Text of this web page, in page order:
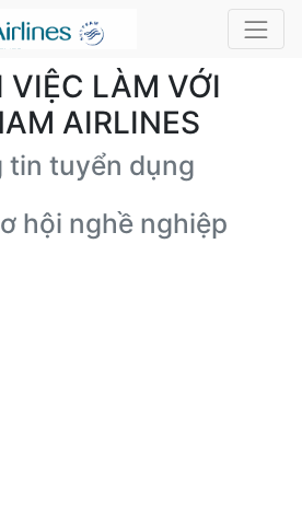
VIỆC LÀM VỚI
AIRLINES
tin tuyển dụng
hội nghề nghiệp